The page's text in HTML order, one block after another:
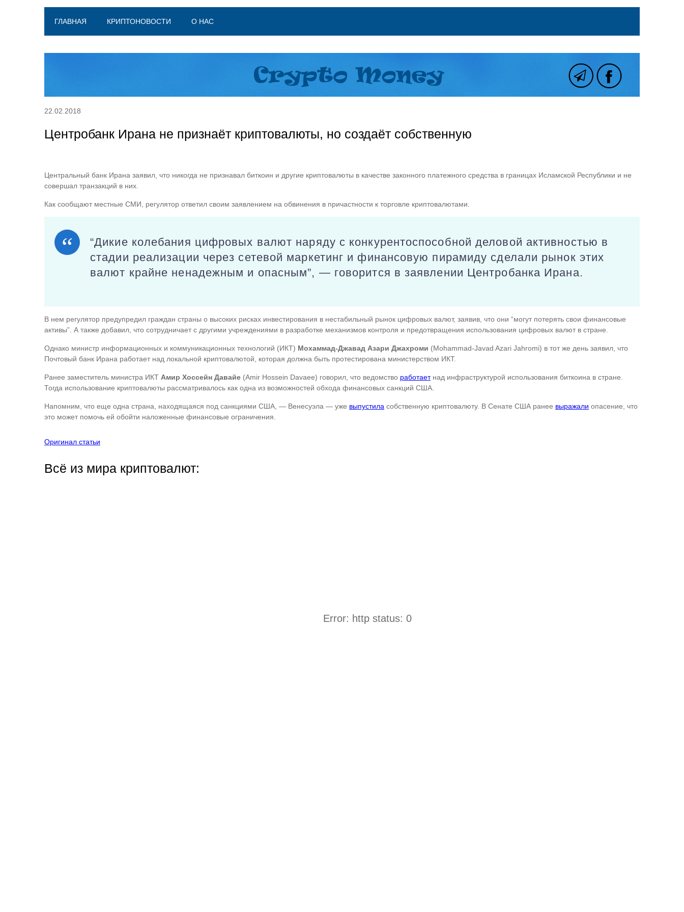
ГЛАВНАЯ КРИПТОНОВОСТИ О НАС
22.02.2018
Центробанк Ирана не признаёт криптовалюты, но создаёт собственную
Центральный банк Ирана заявил, что никогда не признавал биткоин и другие криптовалюты в качестве законного платежного средства в границах Исламской Республики и не
совершал транзакций в них.
Как сообщают местные СМИ, регулятор ответил своим заявлением на обвинения в причастности к торговле криптовалютами.
“Дикие колебания цифровых валют наряду с конкурентоспособной деловой активностью в
стадии реализации через сетевой маркетинг и финансовую пирамиду сделали рынок этих
валют крайне ненадежным и опасным”, — говорится в заявлении Центробанка Ирана.
В нем регулятор предупредил граждан страны о высоких рисках инвестирования в нестабильный рынок цифровых валют, заявив, что они “могут потерять свои финансовые
активы”. А также добавил, что сотрудничает с другими учреждениями в разработке механизмов контроля и предотвращения использования цифровых валют в стране.
Однако министр информационных и коммуникационных технологий (ИКТ) Мохаммад-Джавад Азари Джахроми (Mohammad-Javad Azari Jahromi) в тот же день заявил, что
Почтовый банк Ирана работает над локальной криптовалютой, которая должна быть протестирована министерством ИКТ.
Ранее заместитель министра ИКТ Амир Хоссейн Давайе (Amir Hossein Davaee) говорил, что ведомство работаетнад инфраструктурой использования биткоина в стране.
Тогда использование криптовалюты рассматривалось как одна из возможностей обхода финансовых санкций США.
Напомним, что еще одна страна, находящаяся под санкциями США, — Венесуэла — уже выпустила собственную криптовалюту. В Сенате США ранее выражали опасение, что
это может помочь ей обойти наложенные финансовые ограничения.
Оригинал статьи
Всё из мира криптовалют:
Error: http status: 0